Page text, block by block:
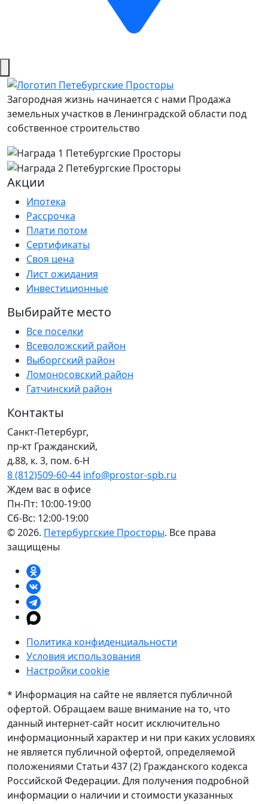
Загородная жизнь начинается с нами Продажа
земельных участков в Ленинградской области под
собственное строительство
Акции
Ипотека
Рассрочка
Плати потом
Сертификаты
Своя цена
Лист ожидания
Инвестиционные
Выбирайте место
Все поселки
Всеволожский район
Выборгский район
Ломоносовский район
Гатчинский район
Контакты
Санкт-Петербург,
пр-кт Гражданский,
д.88, к. 3, пом. 6-Н
8 (812)509-60-44 info@prostor-spb.ru
Ждем вас в офисе
Пн‑Пт: 10:00‑19:00
Сб-Вс: 12:00-19:00
© 2026. Петербургские Просторы. Все права
защищены
Политика конфиденциальности
Условия использования
Настройки cookie
* Информация на сайте не является публичной
офертой. Обращаем ваше внимание на то, что
данный интернет-сайт носит исключительно
информационный характер и ни при каких условиях
не является публичной офертой, определяемой
положениями Статьи 437 (2) Гражданского кодекса
Российской Федерации. Для получения подробной
информации о наличии и стоимости указанных